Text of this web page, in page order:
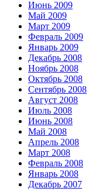
Июнь 2009
Май 2009
Март 2009
Февраль 2009
Январь 2009
Декабрь 2008
Ноябрь 2008
Октябрь 2008
Сентябрь 2008
Август 2008
Июль 2008
Июнь 2008
Май 2008
Апрель 2008
Март 2008
Февраль 2008
Январь 2008
Декабрь 2007